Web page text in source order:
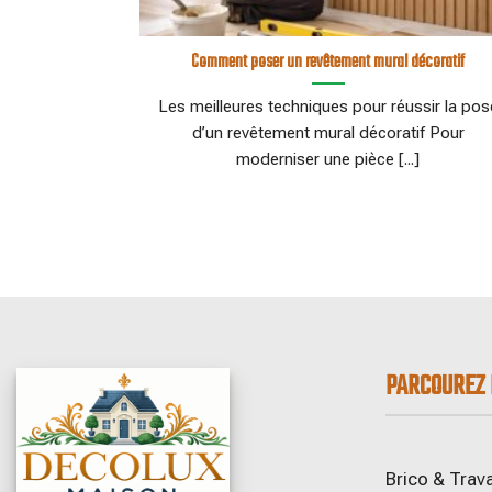
Comment poser un revêtement mural décoratif
Les meilleures techniques pour réussir la
d’un revêtement mural décoratif Pour
moderniser une pièce [...]
Brico &